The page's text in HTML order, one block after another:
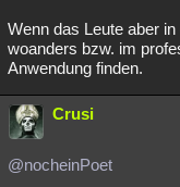
Wenn das Leute aber
woanders bzw. im
Anwendung finden.
Crusi
@nocheinPoet